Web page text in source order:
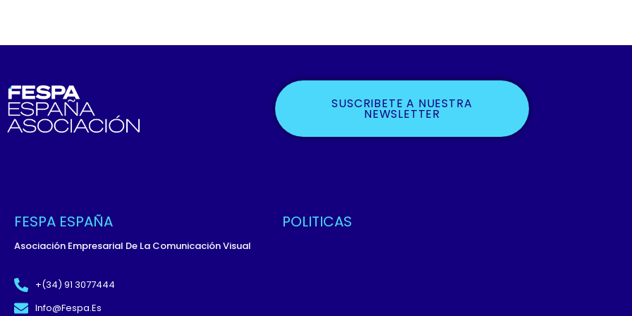
SUSCRIBETE A NUESTRA
NEWSLETTER
FESPA ESPAÑA
Asociación Empresarial De La Comunicación Visual
+(34) 91 3077444
Info@fespa.es
POLITICAS